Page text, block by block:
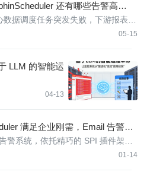
还有哪些告警高
05-15
据调度任务突发失败，下游报表无
式弊端尽显：渠道单一，仅靠邮件
LLM 的智能运
04-13
满足企业刚需，Email 告警设
01-14
警系统，依托精巧的 SPI 插件架